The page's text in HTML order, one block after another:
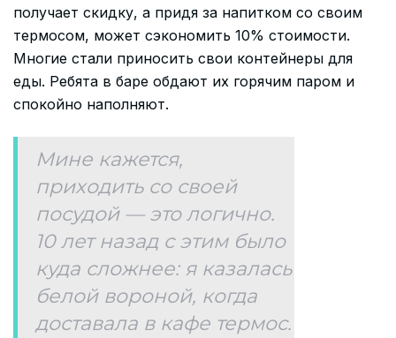
получает скидку, а придя за напитком со своим
термосом, может сэкономить 10% стоимости.
Многие стали приносить свои контейнеры для
еды. Ребята в баре обдают их горячим паром и
спокойно наполняют.
Мине кажется,
приходить со своей
посудой — это логично.
10 лет назад с этим было
куда сложнее: я казалась
белой вороной, когда
доставала в кафе термос.